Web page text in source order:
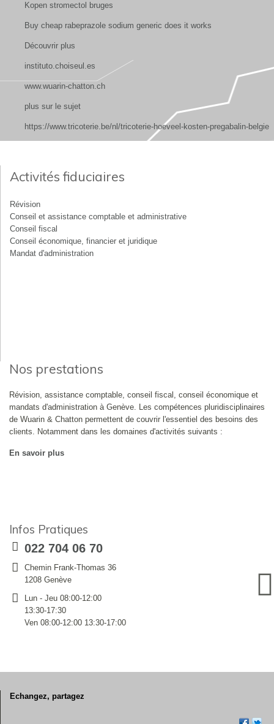
Kopen stromectol bruges
Buy cheap rabeprazole sodium generic does it works
Découvrir plus
instituto.choiseul.es
www.wuarin-chatton.ch
plus sur le sujet
https://www.tricoterie.be/nl/tricoterie-hoeveel-kosten-pregabalin-belgie
Activités fiduciaires
Révision
Conseil et assistance comptable et administrative
Conseil fiscal
Conseil économique, financier et juridique
Mandat d'administration
Nos prestations
Révision, assistance comptable, conseil fiscal, conseil économique et
mandats d'administration à Genève. Les compétences pluridisciplinaires
de Wuarin & Chatton permettent de couvrir l'essentiel des besoins des
clients. Notamment dans les domaines d'activités suivants :
En savoir plus
Infos Pratiques
022 704 06 70
Chemin Frank-Thomas 36
1208 Genève
Lun - Jeu 08:00-12:00
13:30-17:30
Ven 08:00-12:00 13:30-17:00
Echangez, partagez